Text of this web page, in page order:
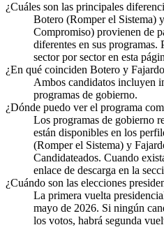
¿Cuáles son las principales
Botero (Romper el Sistema)
Compromiso) provienen de
diferentes en sus programas.
sector por sector en esta
¿En qué coinciden Botero y
Ambos candidatos incluyen
programas de gobierno.
¿Dónde puedo ver el programa
Los programas de gobierno
están disponibles en los
(Romper el Sistema) y
Candidateados. Cuando
enlace de descarga en la
¿Cuándo son las elecciones
La primera vuelta
mayo de 2026. Si ningún
los votos, habrá segunda